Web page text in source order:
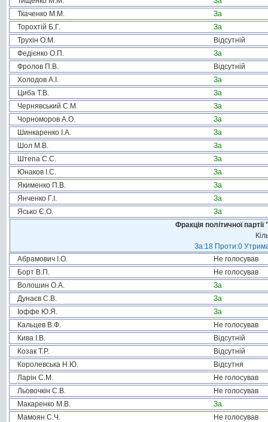
Ткаченко М.М.
За
Торохтій Б.Г.
За
Трухін О.М.
Відсутній
Федієнко О.П.
За
Фролов П.В.
Відсутній
Холодов А.І.
За
Циба Т.В.
За
Чернявський С.М.
За
Чорноморов А.О.
За
Шинкаренко І.А.
За
Шол М.В.
За
Штепа С.С.
За
Юнаков І.С.
За
Якименко П.В.
За
Янченко Г.І.
За
Ясько Є.О.
За
Фракція політичної
За:18 Проти:0
Абрамович І.О.
Не голосував
Борт В.П.
Не голосував
Волошин О.А.
За
Дунаєв С.В.
За
Іоффе Ю.Я.
За
Кальцев В.Ф.
Не голосував
Кива І.В.
Відсутній
Козак Т.Р.
Відсутній
Королевська Н.Ю.
Відсутня
Ларін С.М.
Не голосував
Льовочкін С.В.
Не голосував
Макаренко М.В.
За
Мамоян С.Ч.
Не голосував